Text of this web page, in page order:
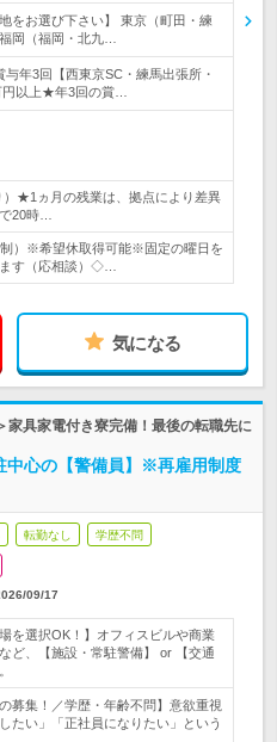
をお選び下さい】 東京（町田・練
岡（福岡・北九…
年3回【西東京SC・練馬出張所・
円以上★年3回の賞…
）★1ヵ月の残業は、拠点により差異
20時…
）※希望休取得可能※固定の曜日を
す（応相談）◇…
気になる
家具家電付き寮完備！最後の転職先に
中心の【警備員】※再雇用制度
転勤なし 学歴不問
09/17
を選択OK！】オフィスビルや商業
ど、【施設・常駐警備】 or 【交通
募集！／学歴・年齢不問】意欲重視
たい」「正社員になりたい」という